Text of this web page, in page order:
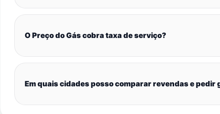
O Preço do Gás cobra taxa de serviço?
Em quais cidades posso comparar revendas e pedir